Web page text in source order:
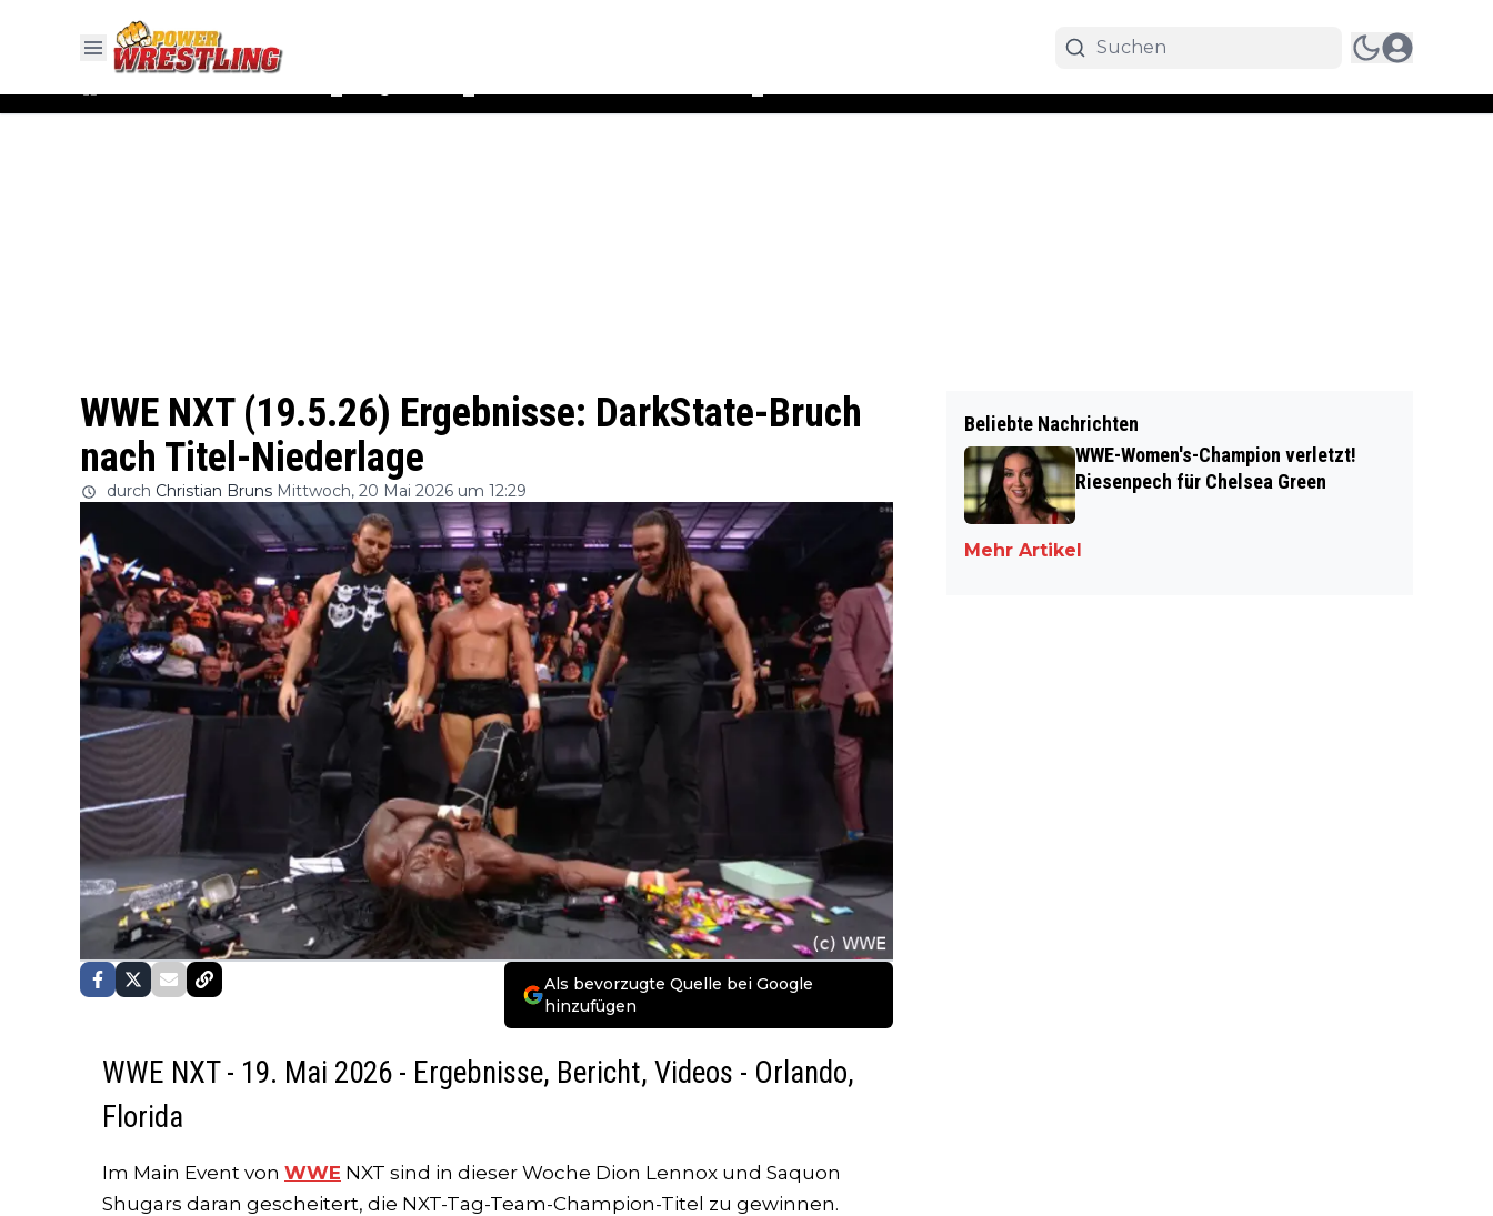
WWE NXT (19.5.26) Ergebnisse: DarkState-Bruch
nach Titel-Niederlage
durch Christian Bruns Mittwoch, 20 Mai 2026 um 12:29
Als bevorzugte Quelle bei Google
hinzufügen
WWE NXT - 19. Mai 2026 - Ergebnisse, Bericht, Videos - Orlando,
Florida
Im Main Event von WWE NXT sind in dieser Woche Dion Lennox und Saquon
Shugars daran gescheitert, die NXT-Tag-Team-Champion-Titel zu gewinnen.
Beliebte Nachrichten
WWE-Women's-Champion verletzt!
Riesenpech für Chelsea Green
Mehr Artikel